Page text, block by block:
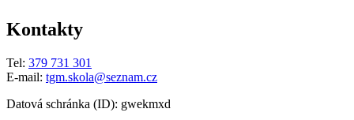
Kontakty
Tel: 379 731 301
E-mail: tgm.skola@seznam.cz
Datová schránka (ID): gwekmxd